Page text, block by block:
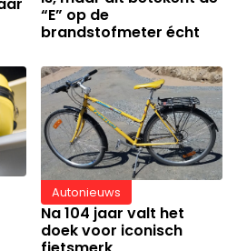
“E” op de
brandstofmeter écht
Autonieuws
Na 104 jaar valt het
doek voor iconisch